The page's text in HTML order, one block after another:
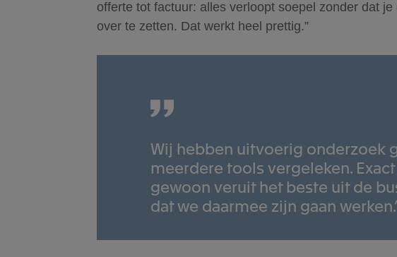
offerte tot factuur: alles verloopt soepel zonder dat
over te zetten. Dat werkt heel prettig.”
Wij hebben uitvoerig onderzoek
meerdere tools vergeleken.
gewoon veruit het beste uit de
dat we daarmee zijn gaan